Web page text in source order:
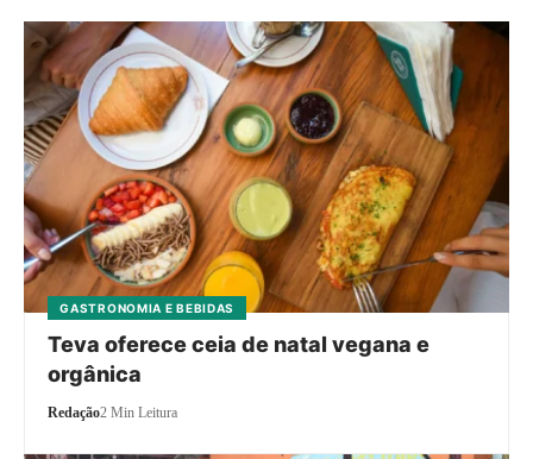
GASTRONOMIA E BEBIDAS
Teva oferece ceia de natal vegana e
orgânica
Redação2 Min Leitura